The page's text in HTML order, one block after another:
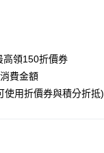
高領150折價券
費金額
使用折價券與積分折抵)